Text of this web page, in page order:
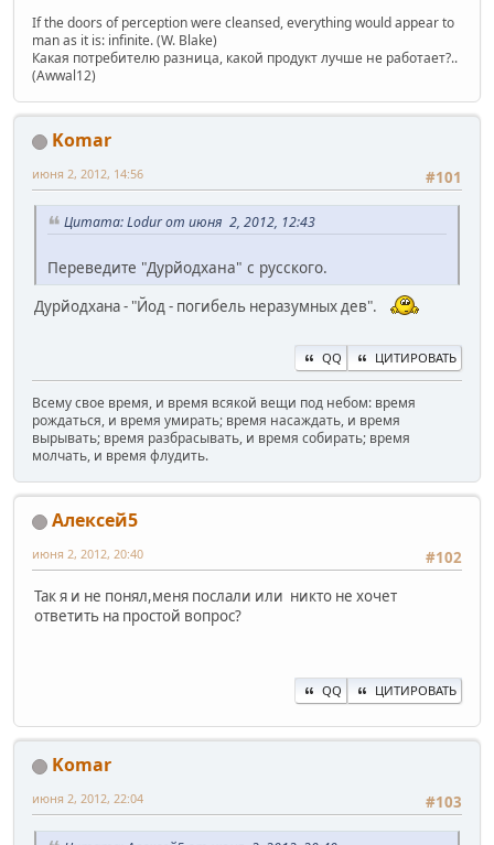
If the doors of perception were cleansed, everything would appear to
man as it is: infinite. (W. Blake)
Какая потребителю разница, какой продукт лучше не работает?..
(Awwal12)
Komar
#101
июня 2, 2012, 14:56
Цитата: Lodur от июня 2, 2012, 12:43
Переведите "Дурйодхана" с русского.
Дурйодхана - "Йод - погибель неразумных дев".
QQ ЦИТИРОВАТЬ
Всему свое время, и время всякой вещи под небом: время
рождаться, и время умирать; время насаждать, и время
вырывать; время разбрасывать, и время собирать; время
молчать, и время флудить.
Алексей5
#102
июня 2, 2012, 20:40
Так я и не понял,меня послали или никто не хочет
ответить на простой вопрос?
QQ ЦИТИРОВАТЬ
Komar
#103
июня 2, 2012, 22:04